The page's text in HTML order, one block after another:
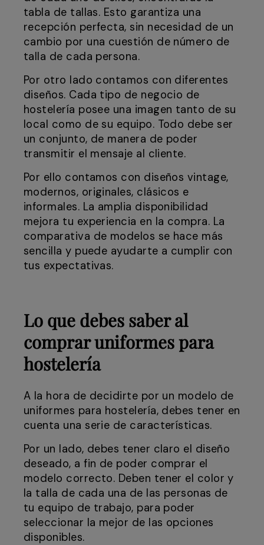
tabla de tallas. Esto garantiza una
recepción perfecta, sin necesidad de un
cambio por una cuestión de número de
talla de cada persona.
Por otro lado contamos con diferentes
diseños. Cada tipo de negocio de
hostelería posee una imagen tanto de su
local como de su equipo. Todo debe ser
un conjunto, de manera de poder
transmitir el mensaje al cliente.
Por ello contamos con diseños vintage,
modernos, originales, clásicos e
informales. La amplia disponibilidad
mejora tu experiencia en la compra. La
comparativa de modelos se hace más
sencilla y puede ayudarte a cumplir con
tus expectativas.
Lo que debes saber al
comprar uniformes para
hostelería
A la hora de decidirte por un modelo de
uniformes para hostelería, debes tener en
cuenta una serie de características.
Por un lado, debes tener claro el diseño
deseado, a fin de poder comprar el
modelo correcto. Deben tener el color y
la talla de cada una de las personas de
tu equipo de trabajo, para poder
seleccionar la mejor de las opciones
disponibles.